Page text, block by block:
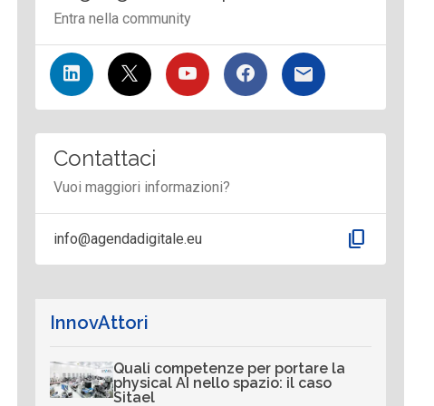
Entra nella community
Contattaci
Vuoi maggiori informazioni?
info@agendadigitale.eu content_copy
InnovAttori
Quali competenze per portare la
physical AI nello spazio: il caso
Sitael